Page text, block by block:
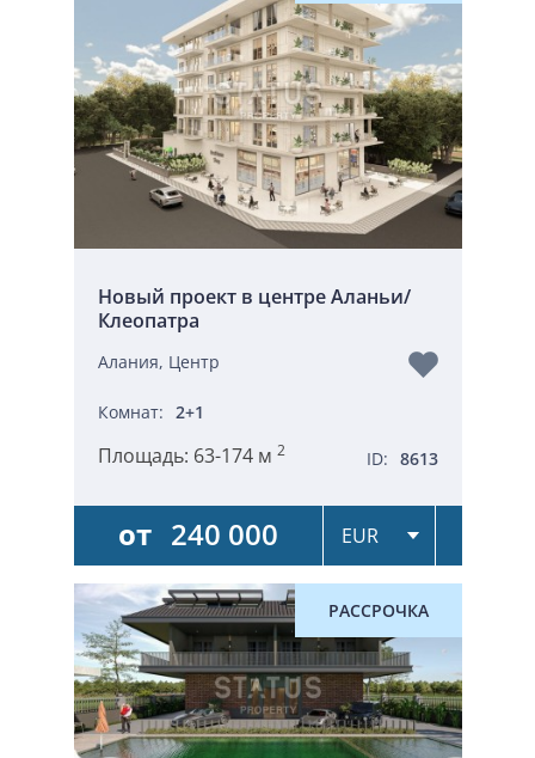
Новый проект в центре Аланьи/
Клеопатра
Алания, Центр
Комнат: 2+1
Площадь: 63-174 м 2 ID: 8613
от 240 000
РАССРОЧКА